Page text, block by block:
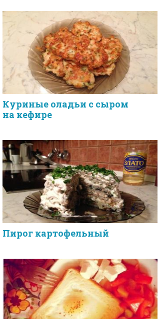
Куриные оладьи с сыром
на кефире
Пирог картофельный